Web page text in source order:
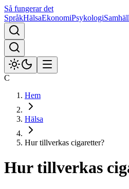
Så fungerar det
SpråkHälsaEkonomiPsykologi
C
Hem
Hälsa
Hur tillverkas cigaretter?
Hur tillverkas